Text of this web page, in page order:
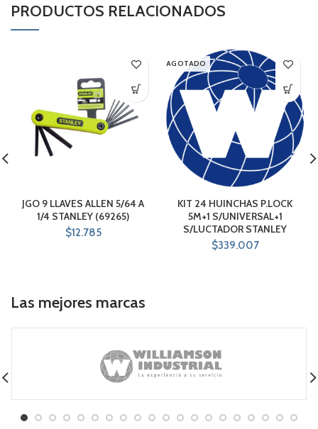
PRODUCTOS RELACIONADOS
JGO 9 LLAVES ALLEN 5/64 A
1/4 STANLEY (69265)
$12.785
AGOTADO
KIT 24 HUINCHAS P.LOCK
5M+1 S/UNIVERSAL+1
S/LUCTADOR STANLEY
$339.007
Las mejores marcas